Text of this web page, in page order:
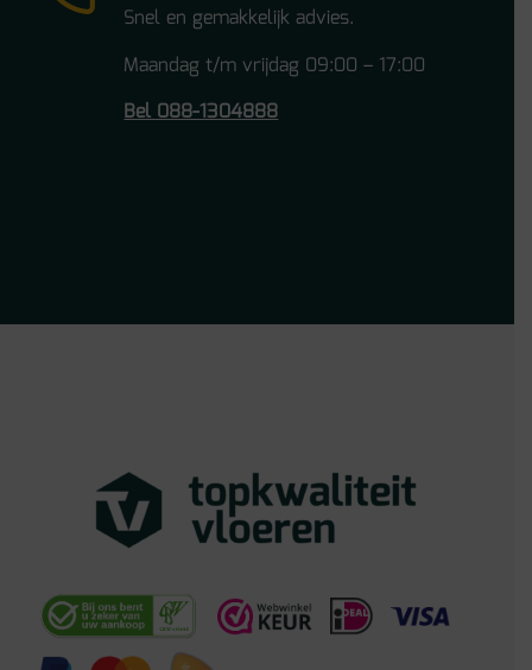
Snel en gemakkelijk advies.
Maandag t/m vrijdag 09:00 – 17:00
Bel 088-1304888